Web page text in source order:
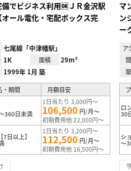
でビジネス利用🆗ＪＲ金沢駅
ール電化・宅配ボックス完
七尾線「中津幡駅」
1K 面積 29m²
1999年 1月 築
・期間 月額目安
360日未満
1日当たり 3,000円～
106,500 円/月～
初期費用他 22,000円～
日以上】
1日当たり 3,200円～
112,500 円/月～
初期費用他 16,500円～
マ
ン
ー
ア
ロ
30
シ
～